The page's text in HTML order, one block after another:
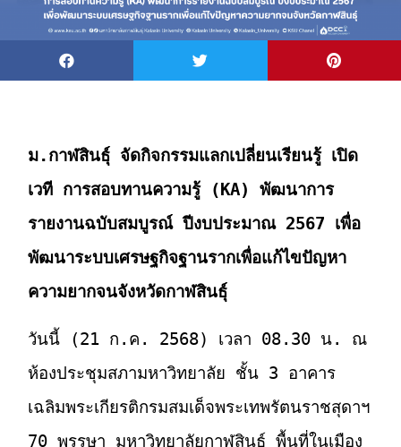
ม.กาฬสินธุ์ จัดกิจกรรมแลกเปลี่ยนเรียนรู้ เปิด
เวที การสอบทานความรู้ (KA) พัฒนาการ
รายงานฉบับสมบูรณ์ ปีงบประมาณ 2567 เพื่อ
พัฒนาระบบเศรษฐกิจฐานรากเพื่อแก้ไขปัญหา
ความยากจนจังหวัดกาฬสินธุ์
วันนี้ (21 ก.ค. 2568) เวลา 08.30 น. ณ
ห้องประชุมสภามหาวิทยาลัย ชั้น 3 อาคาร
เฉลิมพระเกียรติกรมสมเด็จพระเทพรัตนราชสุดาฯ
70 พรรษา มหาวิทยาลัยกาฬสินธุ์ พื้นที่ในเมือง